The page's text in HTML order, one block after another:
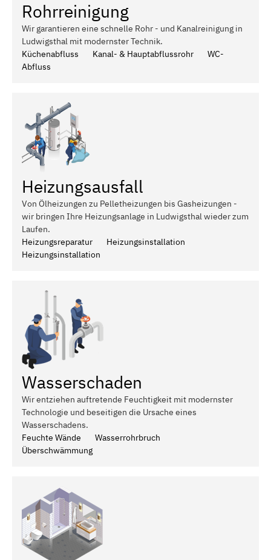
Rohrreinigung
Wir garantieren eine schnelle Rohr - und Kanalreinigung in
Ludwigsthal mit modernster Technik.
Küchenabfluss
Kanal- & Hauptabflussrohr
WC-
Abfluss
Heizungsausfall
Von Ölheizungen zu Pelletheizungen bis Gasheizungen -
wir bringen Ihre Heizungsanlage in Ludwigsthal wieder zum
Laufen.
Heizungsreparatur
Heizungsinstallation
Heizungsinstallation
Wasserschaden
Wir entziehen auftretende Feuchtigkeit mit modernster
Technologie und beseitigen die Ursache eines
Wasserschadens.
Feuchte Wände
Wasserrohrbruch
Überschwämmung